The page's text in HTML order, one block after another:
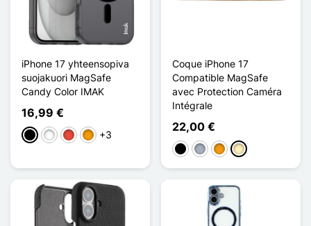
iPhone 17 yhteensopiva
suojakuori MagSafe
Candy Color IMAK
16,99 €
MustaValkoinen
Punainen
Oranssi
+3
Coque iPhone 17
Compatible MagSafe
avec Protection Caméra
Intégrale
22,00 €
MustaHarmaaOranssi
Doré